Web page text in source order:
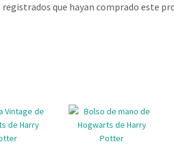
que hayan comprado este